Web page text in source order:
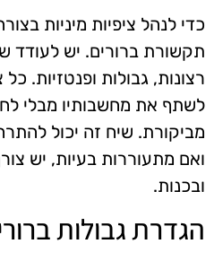
כדי לנהל ציפיות מיניות
תקשורת ברורים. יש לעודד
רצונות, גבולות ופנטזיות.
לשתף את מחשבותיו מבלי
מביקורת. שיח זה יכול
ואם מתעוררות בעיות, יש
ובכנות.
הגדרת גבולות